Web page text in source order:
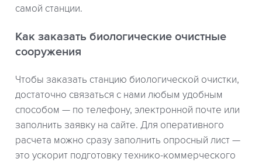
самой станции.
Как заказать биологические очистные
сооружения
Чтобы заказать станцию биологической очистки,
достаточно связаться с нами любым удобным
способом — по телефону, электронной почте или
заполнить заявку на сайте. Для оперативного
расчета можно сразу заполнить опросный лист —
это ускорит подготовку технико-коммерческого